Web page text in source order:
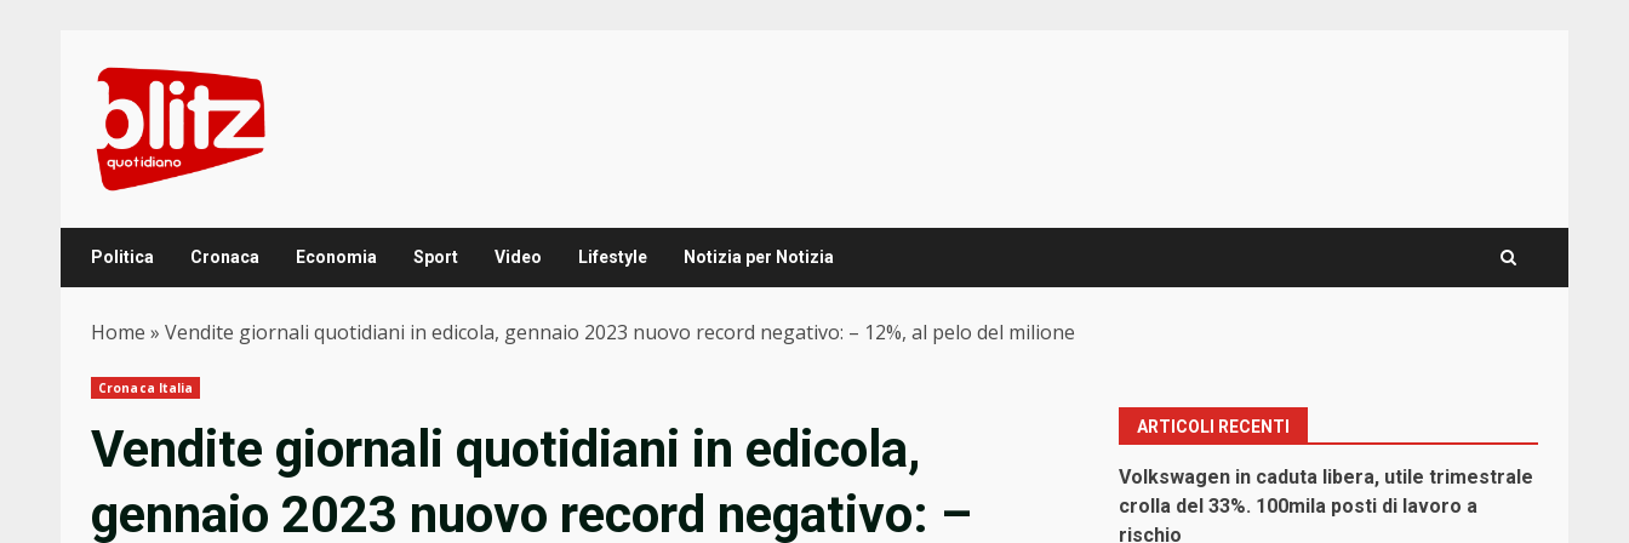
content
Politica Cronaca Economia Sport Video Lifestyle Notizia per Notizia
Home » Vendite giornali quotidiani in edicola, gennaio 2023 nuovo record negativo: – 12%, al pelo del milione
Cronaca Italia
Vendite giornali quotidiani in edicola,
gennaio 2023 nuovo record negativo: –
ARTICOLI RECENTI
Volkswagen in caduta libera, utile trimestrale
crolla del 33%. 100mila posti di lavoro a
rischio